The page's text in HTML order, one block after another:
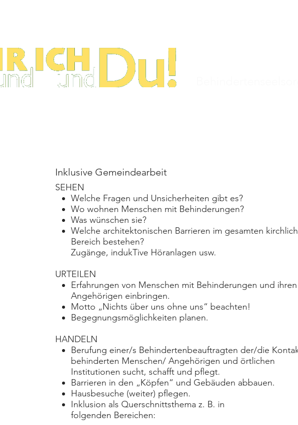
Inklusive Gemeindearbeit
SEHEN
Welche Fragen und Unsicherheiten gibt es?
Wo wohnen Menschen mit Behinderungen?
Was wünschen sie?
Welche architektonischen Barrieren im gesamten
Bereich bestehen?
Zugänge, indukTive Höranlagen usw.
URTEILEN
Erfahrungen von Menschen mit Behinderungen und ihren
Angehörigen einbringen.
Motto „Nichts über uns ohne uns“ beachten!
Begegnungsmöglichkeiten planen.
HANDELN
Berufung einer/s Behindertenbeauftragten der/die
behinderten Menschen/ Angehörigen und örtlichen
Institutionen sucht, schafft und pflegt.
Barrieren in den „Köpfen“ und Gebäuden abbauen.
Hausbesuche (weiter) pflegen.
Inklusion als Querschnittsthema z. B. in
folgenden Bereichen: